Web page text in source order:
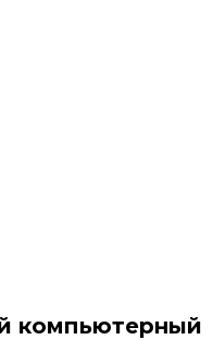
компьютерный